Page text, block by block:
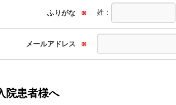
ふりがな ※ 姓：
メールアドレス ※
院患者様へ